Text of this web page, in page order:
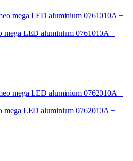
mega LED aluminium 0761010A +
mega LED aluminium 0762010A +